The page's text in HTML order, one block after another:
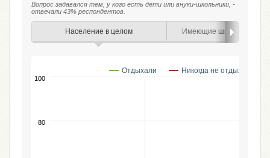
Вопрос задавался тем, у кого есть дети или внуки-школьники, -
отвечали 43% респондентов.
Население в целом Имеющие школьников в
Отдыхали Никогда не отдыхали
80
100